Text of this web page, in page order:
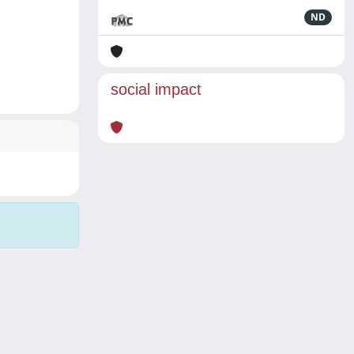
ND
social impact